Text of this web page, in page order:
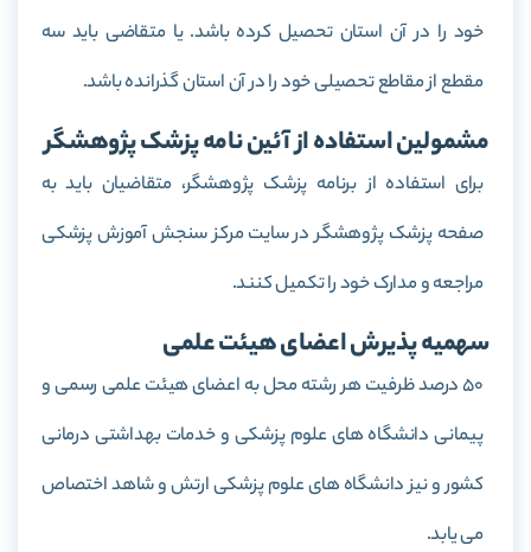
خود را در آن استان تحصیل کرده باشد. یا متقاضی باید سه
مقطع از مقاطع تحصیلی خود را در آن استان گذرانده باشد.
مشمولین استفاده از آئین نامه پزشک پژوهشگر
برای استفاده از برنامه پزشک پژوهشگر، متقاضیان باید به
صفحه پزشک پژوهشگر در سایت مرکز سنجش آموزش پزشکی
مراجعه و مدارک خود را تکمیل کنند.
سهمیه پذیرش اعضای هیئت علمی
50 درصد ظرفیت هر رشته محل به اعضای هیئت علمی رسمی و
پیمانی دانشگاه های علوم پزشکی و خدمات بهداشتی درمانی
کشور و نیز دانشگاه های علوم پزشکی ارتش و شاهد اختصاص
می یابد.